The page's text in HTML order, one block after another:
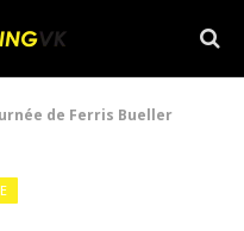
de Ferris Bueller